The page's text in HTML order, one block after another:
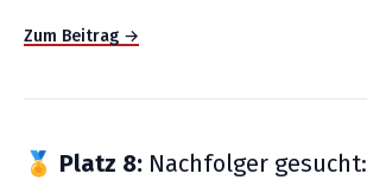
Zum Beitrag →
🏅 Platz 8: Nachfolger gesucht: